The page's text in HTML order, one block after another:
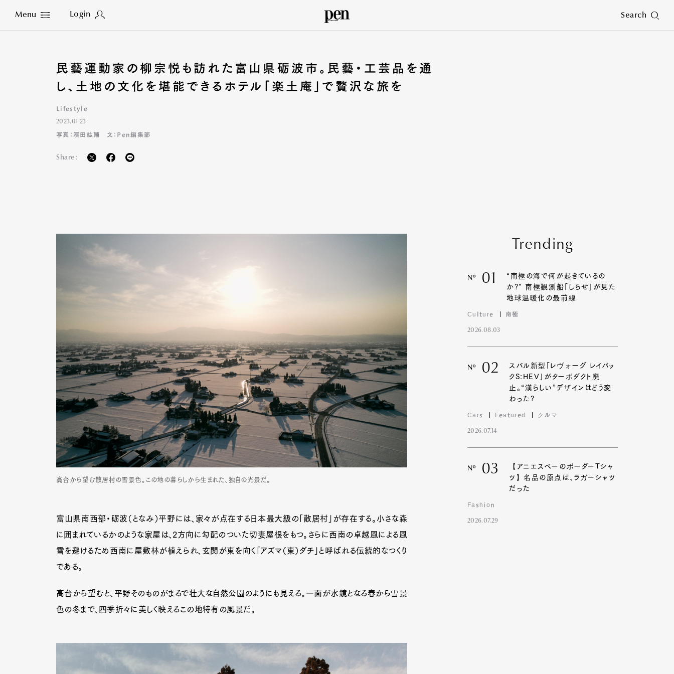
Menu Login Search
Close
民藝運動家の柳宗悦も訪れた富山県砺波市。民藝・工芸品を通
し、土地の文化を堪能できるホテル「楽土庵」で贅沢な旅を
Lifestyle
2023.01.23
写真：濱田紘輔 文：Pen編集部
Share:
高台から望む散居村の雪景色。この地の暮らしから生まれた、独自の光景だ。
富山県南西部・砺波（となみ）平野には、家々が点在する日本最大級の「散居村」が存在する。小さな森
に囲まれているかのような家屋は、2方向に勾配のついた切妻屋根をもつ。さらに西南の卓越風による風
雪を避けるため西南に屋敷林が植えられ、玄関が東を向く「アズマ（東）ダチ」と呼ばれる伝統的なつくり
である。
高台から望むと、平野そのものがまるで壮大な自然公園のようにも見える。一面が水鏡となる春から雪景
色の冬まで、四季折々に美しく映えるこの地特有の風景だ。
Trending
Nº 01
“南極の海で何が起きているの
か?” 南極観測船「しらせ」が見た
地球温暖化の最前線
Culture 南極
2026.08.03
Nº 02
スバル新型「レヴォーグ レイバッ
クS:HEV」がターボダクト廃
止。“漢らしい”デザインはどう変
わった?
Cars Featured クルマ
2026.07.14
Nº 03
【アニエスベーのボーダーTシャ
ツ】名品の原点は、ラガーシャツ
だった
Fashion
2026.07.29